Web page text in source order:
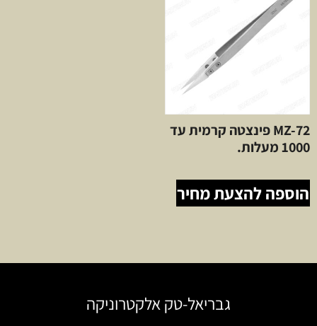
MZ-72 פינצטה קרמית עד
1000 מעלות.
הוספה להצעת מחיר
גבריאל-טק אלקטרוניקה